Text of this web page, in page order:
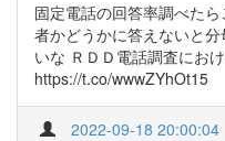
固定電話の回答率調べた
者かどうかに答えないと
いな ＲＤＤ電話調査にお
https://t.co/wwwZYhOt15
2022-09-18 20:00:04